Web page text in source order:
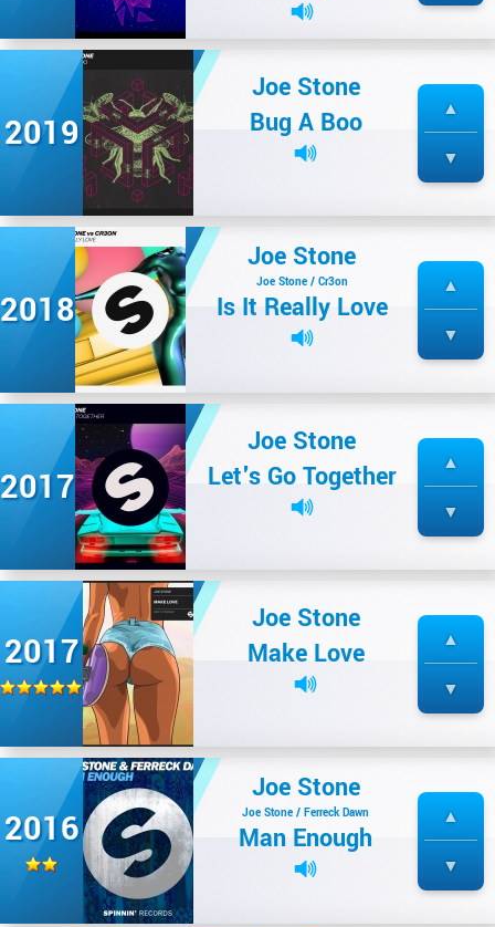
2019
Joe Stone
Bug A Boo
2018
Joe Stone
Joe Stone / Cr3on
Is It Really Love
2017
Joe Stone
Let's Go Together
2017
Joe Stone
Make Love
2016
Joe Stone
Joe Stone / Ferreck Dawn
Man Enough